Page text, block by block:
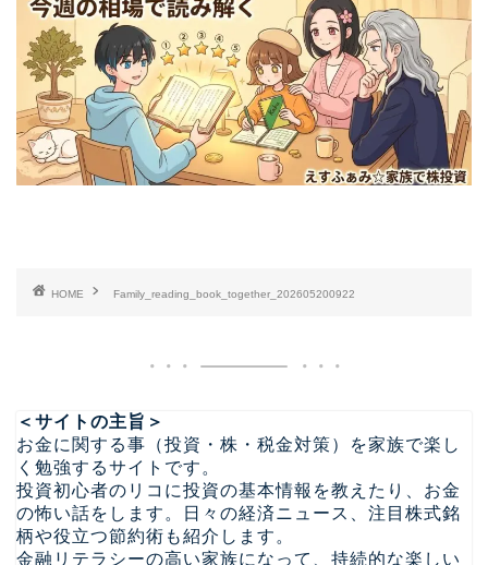
HOME Family_reading_book_together_202605200922
＜サイトの主旨＞
お金に関する事（投資・株・税金対策）を家族で楽し
く勉強するサイトです。
投資初心者のリコに投資の基本情報を教えたり、お金
の怖い話をします。日々の経済ニュース、注目株式銘
柄や役立つ節約術も紹介します。
金融リテラシーの高い家族になって、持続的な楽しい